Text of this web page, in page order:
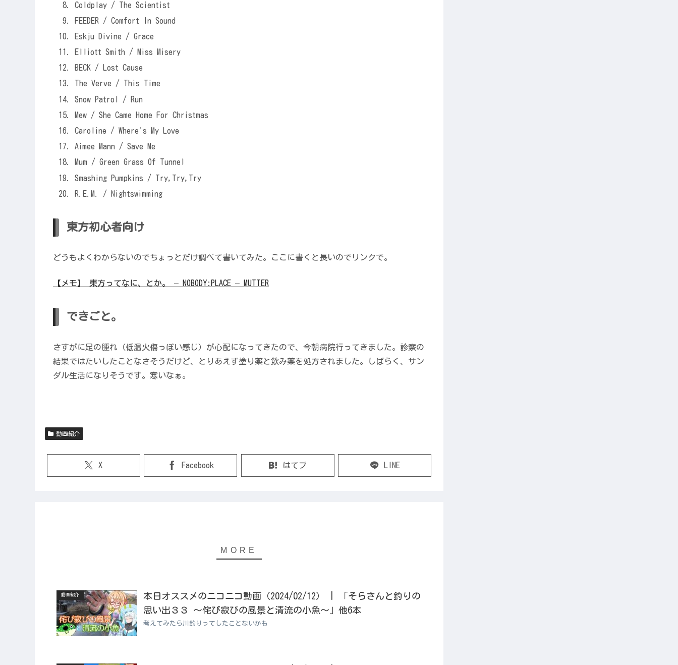
Coldplay / The Scientist
FEEDER / Comfort In Sound
Eskju Divine / Grace
Elliott Smith / Miss Misery
BECK / Lost Cause
The Verve / This Time
Snow Patrol / Run
Mew / She Came Home For Christmas
Caroline / Where's My Love
Aimee Mann / Save Me
Mum / Green Grass Of Tunnel
Smashing Pumpkins / Try,Try,Try
R.E.M. / Nightswimming
東方初心者向け
どうもよくわからないのでちょっとだけ調べて書いてみた。ここに書くと長いのでリンクで。
【メモ】 東方ってなに、とか。 – NOBODY:PLACE – MUTTER
できごと。
さすがに足の腫れ（低温火傷っぽい感じ）が心配になってきたので、今朝病院行ってきました。診察の
結果ではたいしたことなさそうだけど、とりあえず塗り薬と飲み薬を処方されました。しばらく、サン
ダル生活になりそうです。寒いなぁ。
動画紹介
X Facebook はてブ LINE
動画紹介
本日オススメのニコニコ動画（2024/02/12） | 「そらさんと釣りの
思い出３３ ～侘び寂びの風景と清流の小魚～」他6本
考えてみたら川釣りってしたことないかも